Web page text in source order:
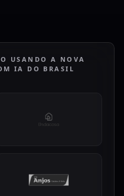
USANDO A NOVA
IA DO BRASIL